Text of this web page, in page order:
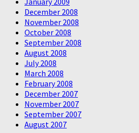
December 2008
November 2008
October 2008
September 2008
August 2008
July 2008
March 2008
February 2008
December 2007
November 2007
September 2007
August 2007